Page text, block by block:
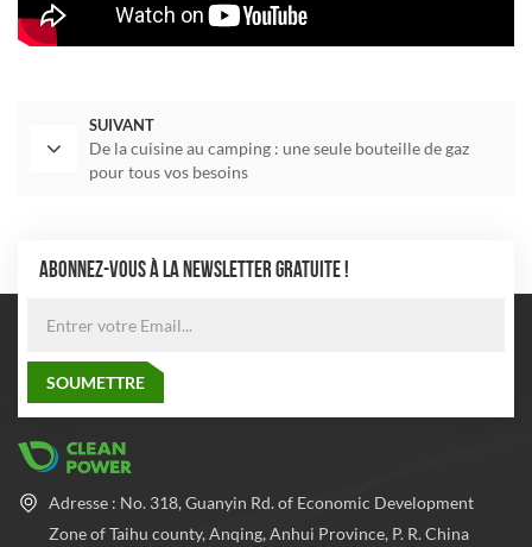
SUIVANT
De la cuisine au camping : une seule bouteille de gaz
pour tous vos besoins
ABONNEZ-VOUS À LA NEWSLETTER GRATUITE !
Adresse : No. 318, Guanyin Rd. of Economic Development
Zone of Taihu county, Anqing, Anhui Province, P. R. China